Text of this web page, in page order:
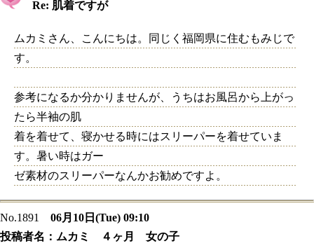
Re: 肌着ですが
ムカミさん、こんにちは。同じく福岡県に住むもみじで
す。
参考になるか分かりませんが、うちはお風呂から上がっ
たら半袖の肌
着を着せて、寝かせる時にはスリーパーを着せていま
す。暑い時はガー
ゼ素材のスリーパーなんかお勧めですよ。
No.1891
06月10日(Tue) 09:10
投稿者名： ムカミ ４ヶ月 女の子